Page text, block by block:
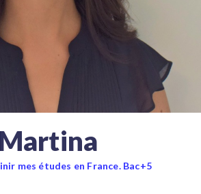
Martina
mes études en France. Bac+5